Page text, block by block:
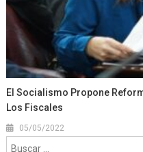
El Socialismo Propone
Los Fiscales
05/05/2022